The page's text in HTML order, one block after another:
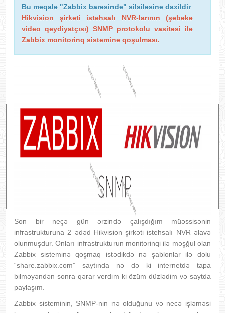
Bu məqalə "Zabbix barəsində" silsiləsinə daxildir
Hikvision şirkəti istehsalı NVR-larının (şəbəkə
video qeydiyatçısı) SNMP protokolu vasitəsi ilə
Zabbix monitorinq sisteminə qoşulması.
Son bir neçə gün ərzində çalışdığım müəssisənin
infrastrukturuna 2 ədəd Hikvision şirkəti istehsalı NVR əlavə
olunmuşdur. Onları infrastrukturun monitorinqi ilə məşğul olan
Zabbix sisteminə qoşmaq istədikdə nə şablonlar ilə dolu
“share.zabbix.com” saytında nə də ki internetdə tapa
bilməyəndən sonra qərar verdim ki özüm düzlədim və saytda
paylaşım.
Zabbix sisteminin, SNMP-nin nə olduğunu və necə işləməsi